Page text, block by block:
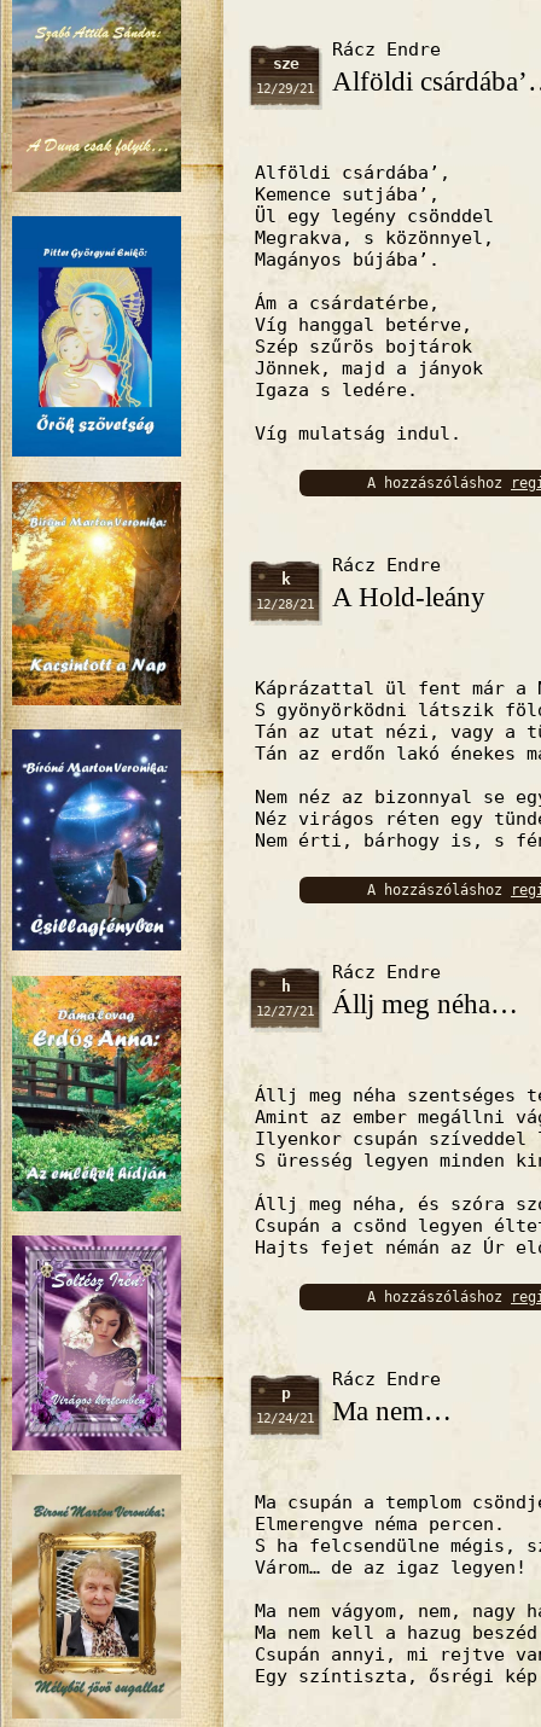
sze
12/29/21
Rácz Endre
Alföldi
Alföldi csárdába’,
Kemence sutjába’,
Ül egy legény csönddel
Megrakva, s közönnyel,
Magányos bújába’.
Ám a csárdatérbe,
Víg hanggal betérve,
Szép szűrös bojtárok
Jönnek, majd a jányok
Igaza s ledére.
Víg mulatság indul.
A hozzászóláshoz
k
12/28/21
Rácz Endre
A Hold-leány
Káprázattal ül fent már a
S gyönyörködni látszik
Tán az utat nézi, vagy a
Tán az erdőn lakó énekes
Nem néz az bizonnyal se
Néz virágos réten egy
Nem érti, bárhogy is, s
A hozzászóláshoz
h
12/27/21
Rácz Endre
Állj meg néha…
Állj meg néha szentséges
Amint az ember megállni
Ilyenkor csupán szíveddel
S üresség legyen minden
Állj meg néha, és szóra
Csupán a csönd legyen
Hajts fejet némán az Úr
A hozzászóláshoz
p
12/24/21
Rácz Endre
Ma nem…
Ma csupán a templom
Elmerengve néma percen.
S ha felcsendülne mégis,
Várom… de az igaz legyen!
Ma nem vágyom, nem, nagy
Ma nem kell a hazug
Csupán annyi, mi rejtve
Egy színtiszta, ősrégi